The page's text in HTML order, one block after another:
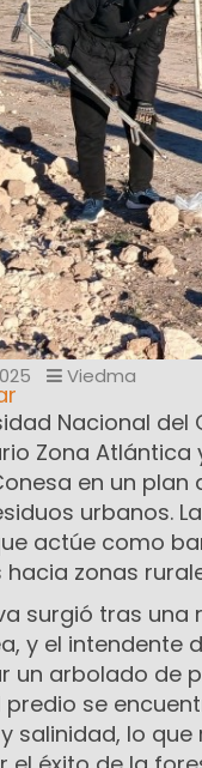
Viedma
Nacional
Zona Atlántica
en un
urbanos.
actúe como
hacia zonas
surgió tras una
y el intendente
un arbolado de
predio se
salinidad, lo